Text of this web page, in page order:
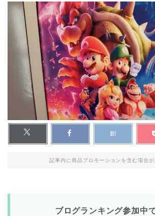
記事内に商品プロモーションを含む場合が
ブログランキング参加中